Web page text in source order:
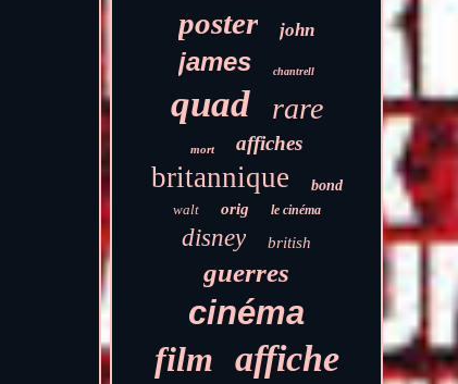
poster john
james chantrell
quad rare
mort affiches
britannique
bond
walt
orig le cinéma
disney british
guerres
cinéma
film affiche